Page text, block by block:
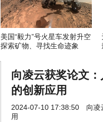
美国“毅力”号火星车发射升空
探索矿物、寻找生命迹象
向凌云获奖论文
的创新应用
2024-07-10 17:38:50
向凌
用